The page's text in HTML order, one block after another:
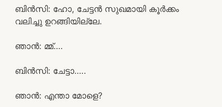
ബിൻസി: ഹോ, ചേട്ടൻ സുഖമായി കൂർക്കം
വലിച്ചു ഉറങ്ങിയില്ലേ.
ഞാൻ: മ്മ്….
ബിൻസി: ചേട്ടാ…..
ഞാൻ: എന്താ മോളെ?